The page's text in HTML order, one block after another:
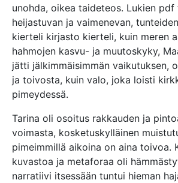
unohda, oikea taideteos. Lukien pdf
heijastuvan ja vaimenevan,
kierteli kirjasto kierteli, kuin meren
hahmojen kasvu- ja muutoskyky,
jätti jälkimmäisimmän vaikutuksen,
ja toivosta, kuin valo, joka loisti
pimeydessä.
Tarina oli osoitus rakkauden ja
voimasta, kosketuskylläinen
pimeimmillä aikoina on aina toivoa.
kuvastoa ja metaforaa oli
narratiivi itsessään tuntui hieman